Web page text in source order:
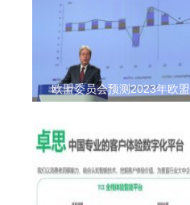
欧盟委员会预测2023年欧盟